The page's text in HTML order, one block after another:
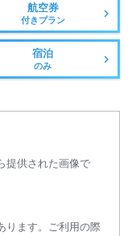
航空券
付きプラン
宿泊
のみ
提供された画像で
ります。ご利用の際